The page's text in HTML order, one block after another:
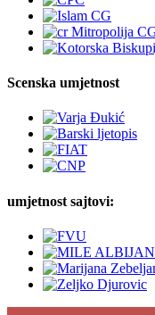
Scenska umjetnost
umjetnost sajtovi: